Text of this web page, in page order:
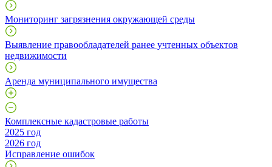
Мониторинг загрязнения окружающей среды
Выявление правообладателей ранее учтенных объектов
недвижимости
Аренда муниципального имущества
Комплексные кадастровые работы
2025 год
2026 год
Исправление ошибок